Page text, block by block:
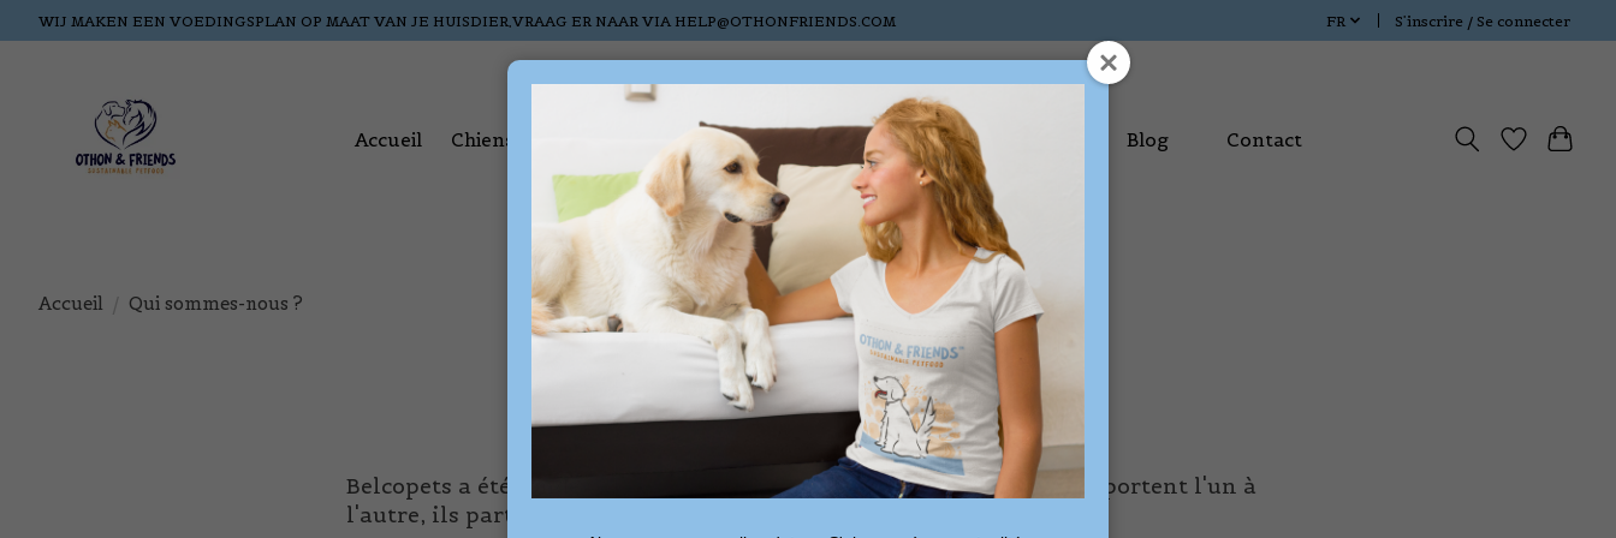
WIJ MAKEN EEN VOEDINGSPLAN OP MAAT VAN JE HUISDIER,VRAAG ER NAAR VIA HELP@OTHONFRIENDS.COM FR S’inscrire / Se connecter
Accueil Chiens Chevaux Nieuw Sale Cartes-cadeaux Blog Contact
Accueil Qui sommes-nous ?
Qui sommes-nous ?
Belcopets a été fondé par Francis et Noémie. Outre l'amour qu'ils se portent l'un à
l'autre, ils partagent un grand amour pour les animaux.